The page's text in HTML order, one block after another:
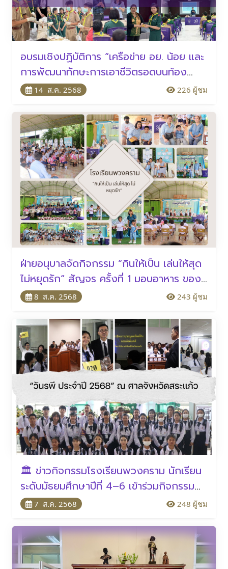
อบรมเชิงปฏิบัติการ “เครือข่าย อย. น้อย และ
การพัฒนาทักษะการเอาชีวิตรอดบนท้อง
ถนน”14 ส.ค. 2568 226 ผู้ชม
ฝ่ายอนุบาลจัดกิจกรรม “กินให้เป็น เล่นให้สุด
ไม่หยุดรัก“ สัญจร ครั้งที่ 1 มอบอาหาร ของ
เล่น และทุนการศึกษาแก่โรงเรียนขนาดเล็ก
8 ส.ค. 2568 243 ผู้ชม
🏛️ ข่าวกิจกรรมโรงเรียนพวงคราม นักเรียน
ระดับมัธยมศึกษาปีที่ 4–6 เข้าร่วมกิจกรรม
“วันรพี ประจำปี 2568” ณ ศาลจังหวัด
7 ส.ค. 2568 248 ผู้ชม